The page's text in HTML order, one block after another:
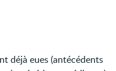
déjà eues (antécédents